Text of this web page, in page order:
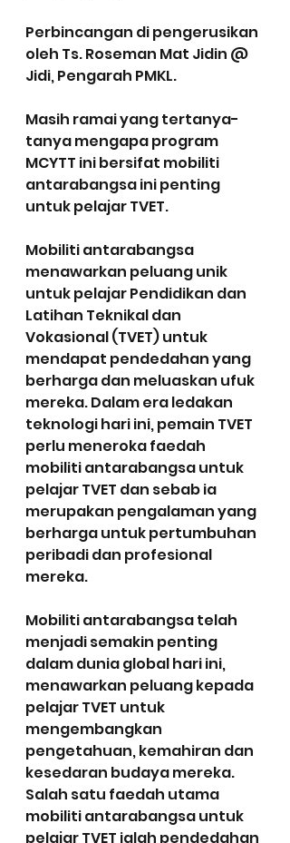
Perbincangan di pengerusikan
oleh Ts. Roseman Mat Jidin @
Jidi, Pengarah PMKL.
Masih ramai yang tertanya-
tanya mengapa program
MCYTT ini bersifat mobiliti
antarabangsa ini penting
untuk pelajar TVET.
Mobiliti antarabangsa
menawarkan peluang unik
untuk pelajar Pendidikan dan
Latihan Teknikal dan
Vokasional (TVET) untuk
mendapat pendedahan yang
berharga dan meluaskan ufuk
mereka. Dalam era ledakan
teknologi hari ini, pemain TVET
perlu meneroka faedah
mobiliti antarabangsa untuk
pelajar TVET dan sebab ia
merupakan pengalaman yang
berharga untuk pertumbuhan
peribadi dan profesional
mereka.
Mobiliti antarabangsa telah
menjadi semakin penting
dalam dunia global hari ini,
menawarkan peluang kepada
pelajar TVET untuk
mengembangkan
pengetahuan, kemahiran dan
kesedaran budaya mereka.
Salah satu faedah utama
mobiliti antarabangsa untuk
pelajar TVET ialah pendedahan